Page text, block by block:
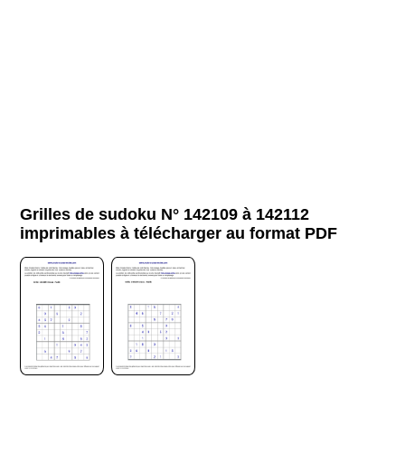
Grilles de sudoku N° 142109 à 142112
imprimables à télécharger au format PDF